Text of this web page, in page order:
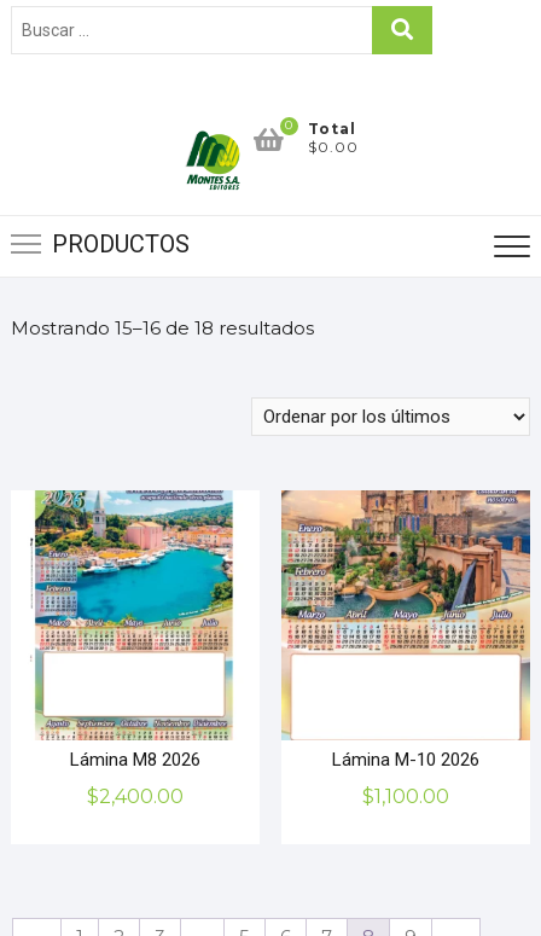
0
Total
$0.00
PRODUCTOS
Mostrando 15–16 de 18 resultados
Lámina M8 2026
$2,400.00
Lámina M-10 2026
$1,100.00